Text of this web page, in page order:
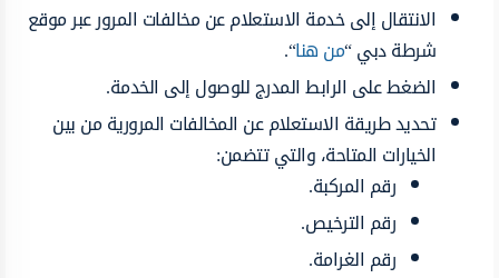
الانتقال إلى خدمة الاستعلام عن مخالفات المرور عبر موقع
شرطة دبي “من هنا“.
الضغط على الرابط المدرج للوصول إلى الخدمة.
تحديد طريقة الاستعلام عن المخالفات المرورية من بين
الخيارات المتاحة، والتي تتضمن:
رقم المركبة.
رقم الترخيص.
رقم الغرامة.